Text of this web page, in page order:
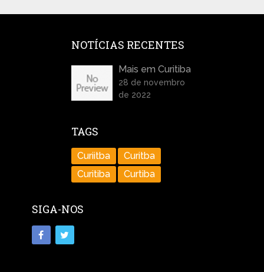
NOTÍCIAS RECENTES
Mais em Curitiba
28 de novembro
de 2022
TAGS
Curiitba
Curitba
Curitiba
Curtiba
SIGA-NOS